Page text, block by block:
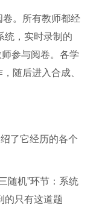
。所有教师都经
统，实时录制的
参与阅卷。各学
随后进入合成、
了它经历的各个
随机”环节：系统
的只有这道题